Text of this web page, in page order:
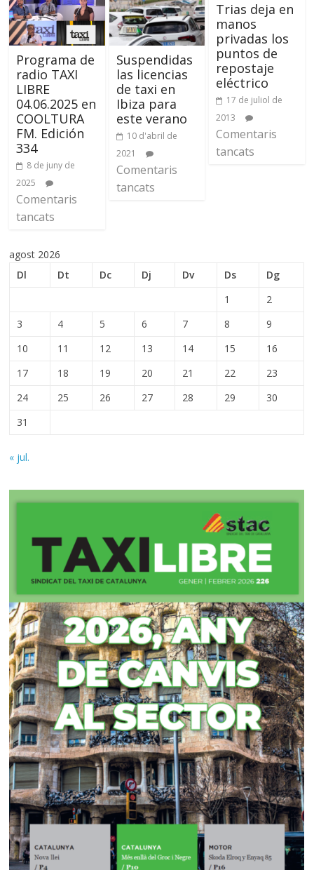
Programa de
radio TAXI
LIBRE
04.06.2025 en
COOLTURA
FM. Edición
334
8 de juny de
2025
Comentaris
tancats
Suspendidas
las licencias
de taxi en
Ibiza para
este verano
10 d'abril de
2021
Comentaris
tancats
Trias deja en
manos
privadas los
puntos de
repostaje
eléctrico
17 de juliol de
2013
Comentaris
tancats
agost 2026
Dl
Dt Dc Dj Dv Ds
Dg
1
2
3
4 5 6 7 8
9
10
11 12 13 14 15
16
17
18 19 20 21 22
23
24
25 26 27 28 29
30
31
« jul.